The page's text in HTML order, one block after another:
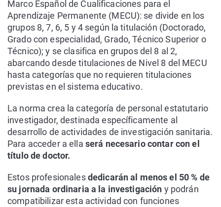
Marco Español de Cualificaciones para el
Aprendizaje Permanente (MECU): se divide en los
grupos 8, 7, 6, 5 y 4 según la titulación (Doctorado,
Grado con especialidad, Grado, Técnico Superior o
Técnico); y se clasifica en grupos del 8 al 2,
abarcando desde titulaciones de Nivel 8 del MECU
hasta categorías que no requieren titulaciones
previstas en el sistema educativo.
La norma crea la categoría de personal estatutario
investigador, destinada específicamente al
desarrollo de actividades de investigación sanitaria.
Para acceder a ella será necesario contar con el
título de doctor.
Estos profesionalesdedicarán al menos el 50 % de
su jornada ordinaria a la investigación y podrán
compatibilizar esta actividad con funciones